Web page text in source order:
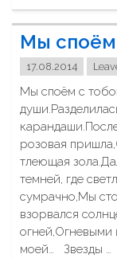
Мы споём
17.08.2014
Мы споём с
розовая
тлеющая
темней, где
сумрачно,Мы
взорвался
моей… Звезды …